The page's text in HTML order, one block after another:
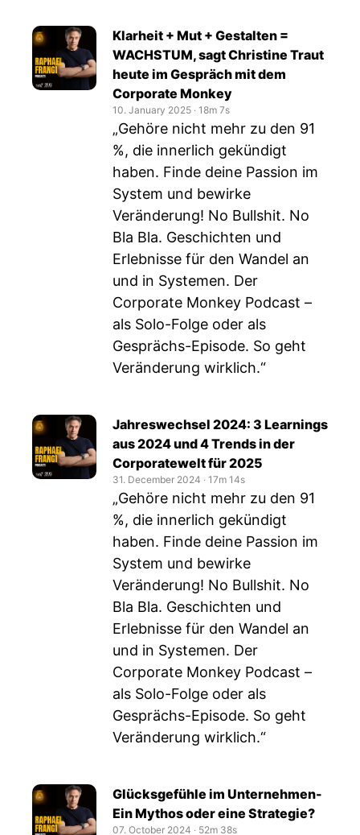
Klarheit + Mut + Gestalten =
WACHSTUM, sagt Christine Traut
heute im Gespräch mit dem
Corporate Monkey
10. January 2025 ‧ 18m 7s
„Gehöre nicht mehr zu den 91
%, die innerlich gekündigt
haben. Finde deine Passion im
System und bewirke
Veränderung! No Bullshit. No
Bla Bla. Geschichten und
Erlebnisse für den Wandel an
und in Systemen. Der
Corporate Monkey Podcast –
als Solo-Folge oder als
Gesprächs-Episode. So geht
Veränderung wirklich.“
Jahreswechsel 2024: 3 Learnings
aus 2024 und 4 Trends in der
Corporatewelt für 2025
31. December 2024 ‧ 17m 14s
„Gehöre nicht mehr zu den 91
%, die innerlich gekündigt
haben. Finde deine Passion im
System und bewirke
Veränderung! No Bullshit. No
Bla Bla. Geschichten und
Erlebnisse für den Wandel an
und in Systemen. Der
Corporate Monkey Podcast –
als Solo-Folge oder als
Gesprächs-Episode. So geht
Veränderung wirklich.“
Glücksgefühle im Unternehmen-
Ein Mythos oder eine Strategie?
07. October 2024 ‧ 52m 38s